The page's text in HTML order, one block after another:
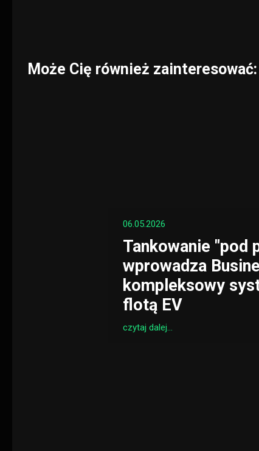
Może Cię również zainteresować:
06.05.2026
Tankowanie "pod
wprowadza
kompleksowy
flotą EV
czytaj dalej...